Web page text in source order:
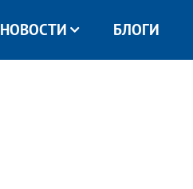
НОВОСТИ БЛОГИ